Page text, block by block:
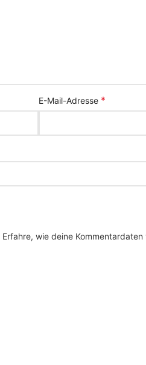
E-Mail-Adresse *
Erfahre, wie deine